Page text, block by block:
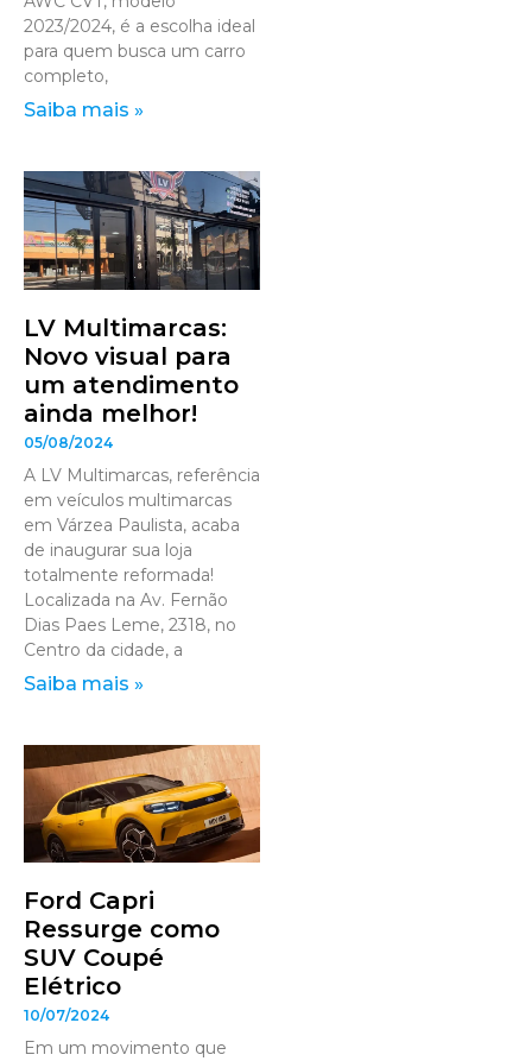
2023/2024, é a escolha ideal
para quem busca um carro
completo,
Saiba mais »
LV Multimarcas:
Novo visual para
um atendimento
ainda melhor!
05/08/2024
A LV Multimarcas, referência
em veículos multimarcas
em Várzea Paulista, acaba
de inaugurar sua loja
totalmente reformada!
Localizada na Av. Fernão
Dias Paes Leme, 2318, no
Centro da cidade, a
Saiba mais »
Ford Capri
Ressurge como
SUV Coupé
Elétrico
10/07/2024
Em um movimento que